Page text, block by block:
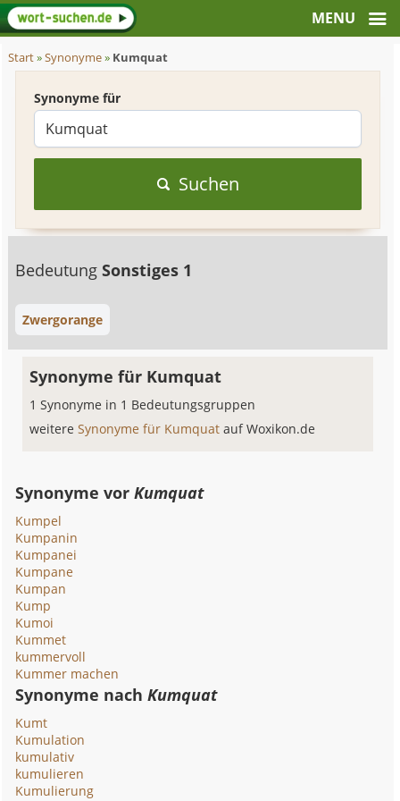
Start»Synonyme» Kumquat
Synonyme für
Suchen
BedeutungSonstiges 1
Zwergorange
Synonyme für Kumquat
1 Synonyme in 1 Bedeutungsgruppen
weitereSynonyme für Kumquatauf Woxikon.de
Synonyme vorKumquat
Kumpel
Kumpanin
Kumpanei
Kumpane
Kumpan
Kump
Kumoi
Kummet
kummervoll
Kummer machen
Synonyme nachKumquat
Kumt
Kumulation
kumulativ
kumulieren
Kumulierung